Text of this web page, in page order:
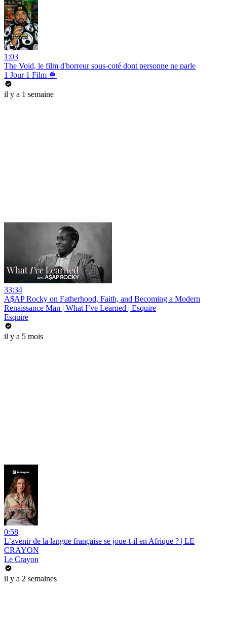
1:03
The Void, le film d'horreur sous-coté dont personne ne parle
1 Jour 1 Film 🍿
il y a 1 semaine
33:34
A$AP Rocky on Fatherhood, Faith, and Becoming a Modern
Renaissance Man | What I’ve Learned | Esquire
Esquire
il y a 5 mois
0:58
L’avenir de la langue française se joue-t-il en Afrique ? | LE
CRAYON
Le Crayon
il y a 2 semaines